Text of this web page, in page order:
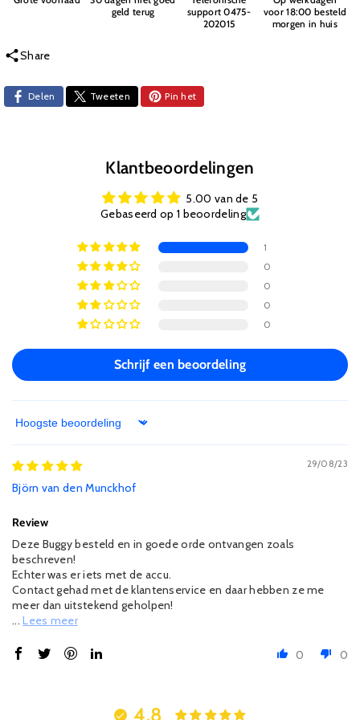
geld terug
support 0475-
202015
voor 18:00 besteld
morgen in huis
Share
Delen Tweeten Pin het
Klantbeoordelingen
5.00 van de 5
Gebaseerd op 1 beoordeling
1
0
0
0
0
Schrijf een beoordeling
Sort by
29/08/23
Björn van den Munckhof
Review
Deze Buggy besteld en in goede orde ontvangen zoals
beschreven!
Echter was er iets met de accu.
Contact gehad met de klantenservice en daar hebben ze me
meer dan uitstekend geholpen!
...Lees meer
0 0
4.8